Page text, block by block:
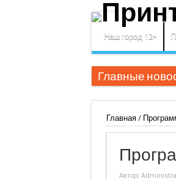
Наш город 12+
Главные
Главная/
Автор: